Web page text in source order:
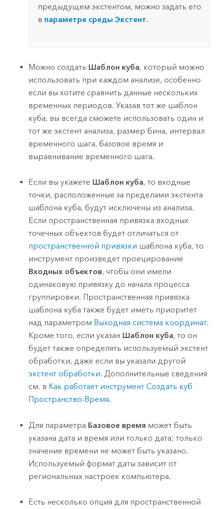
предыдущем экстентом, можно задать его
в параметре среды Экстент.
Можно создать Шаблон куба, который можно
использовать при каждом анализе, особенно
если вы хотите сравнить данные нескольких
временных периодов. Указав тот же шаблон
куба, вы всегда сможете использовать один и
тот же экстент анализа, размер бина, интервал
временного шага, базовое время и
выравнивание временного шага.
Если вы укажете Шаблон куба, то входные
точки, расположенные за пределами экстента
шаблона куба, будут исключены из анализа.
Если пространственная привязка входных
точечных объектов будет отличаться от
пространственной привязки шаблона куба, то
инструмент произведет проецирование
Входных объектов, чтобы они имели
одинаковую привязку до начала процесса
группировки. Пространственная привязка
шаблона куба также будет иметь приоритет
над параметром Выходная система координат.
Кроме того, если указан Шаблон куба, то он
будет также определять используемый экстент
обработки, даже если вы указали другой
экстент обработки. Дополнительные сведения
см. в Как работает инструмент Создать куб
Пространство-Время.
Для параметра Базовое время может быть
указана дата и время или только дата; только
значение времени не может быть указано.
Используемый формат даты зависит от
региональных настроек компьютера.
Есть несколько опция для пространственной